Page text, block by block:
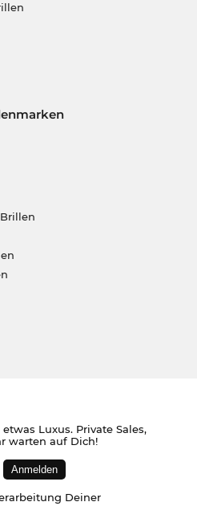
Luxus. Private Sales,
warten auf Dich!
Deiner